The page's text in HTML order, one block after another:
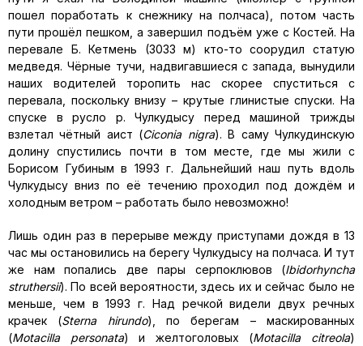
пошел поработать к снежнику на полчаса), потом часть
пути прошёл пешком, а завершил подъём уже с Костей. На
перевале Б. Кетмень (3033 м) кто-то соорудил статую
медведя. Чёрные тучи, надвигавшиеся с запада, вынудили
наших водителей торопить нас скорее спуститься с
перевала, поскольку внизу – крутые глинистые спуски. На
спуске в русло р. Чулкудысу перед машиной трижды
взлетал чётный аист (Ciconia nigra). В саму Чулкудинскую
долину спустились почти в том месте, где мы жили с
Борисом Губиным в 1993 г. Дальнейший наш путь вдоль
Чулкудысу вниз по её течению проходил под дождём и
холодным ветром – работать было невозможно!
Лишь один раз в перерыве между приступами дождя в 13
час мы остановились на берегу Чулкудысу на полчаса. И тут
же нам попались две пары серпоклювов (Ibidorhyncha
struthersii). По всей вероятности, здесь их и сейчас было не
меньше, чем в 1993 г. Над речкой видели двух речных
крачек (Sterna hirundo), по берегам – маскированных
(Motacilla personata) и желтоголовых (Motacilla citreola)